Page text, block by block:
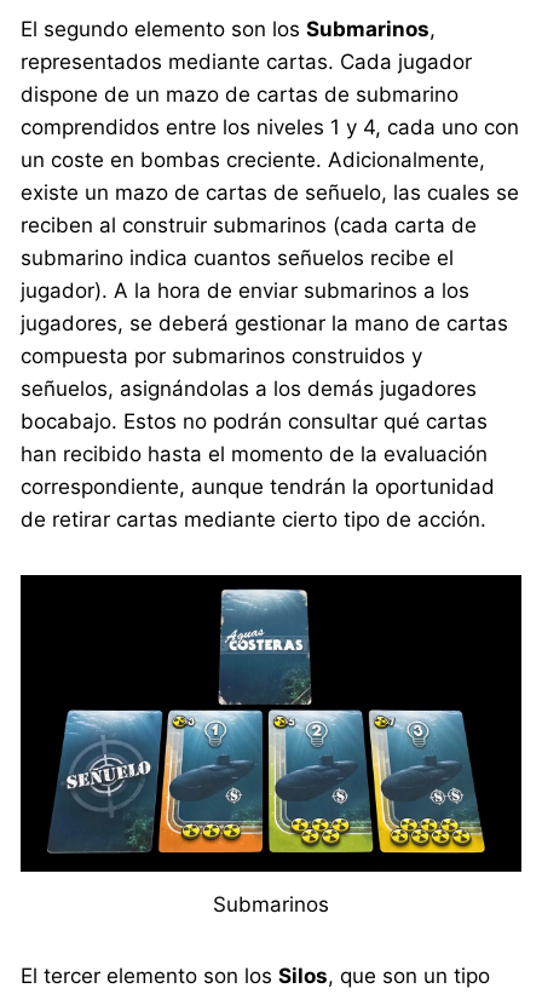
El segundo elemento son losSubmarinos,
representados mediante cartas. Cada jugador
dispone de un mazo de cartas de submarino
comprendidos entre los niveles 1 y 4, cada uno con
un coste en bombas creciente. Adicionalmente,
existe un mazo de cartas de señuelo, las cuales se
reciben al construir submarinos (cada carta de
submarino indica cuantos señuelos recibe el
jugador). A la hora de enviar submarinos a los
jugadores, se deberá gestionar la mano de cartas
compuesta por submarinos construidos y
señuelos, asignándolas a los demás jugadores
bocabajo. Estos no podrán consultar qué cartas
han recibido hasta el momento de la evaluación
correspondiente, aunque tendrán la oportunidad
de retirar cartas mediante cierto tipo de acción.
Submarinos
El tercer elemento son losSilos, que son un tipo